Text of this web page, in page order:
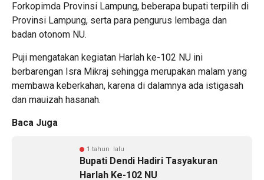
Forkopimda Provinsi Lampung, beberapa bupati terpilih di
Provinsi Lampung, serta para pengurus lembaga dan
badan otonom NU.
Puji mengatakan kegiatan Harlah ke-102 NU ini
berbarengan Isra Mikraj sehingga merupakan malam yang
membawa keberkahan, karena di dalamnya ada istigasah
dan mauizah hasanah.
Baca Juga
1 tahun lalu
‎Bupati Dendi Hadiri Tasyakuran
Harlah Ke-102 NU